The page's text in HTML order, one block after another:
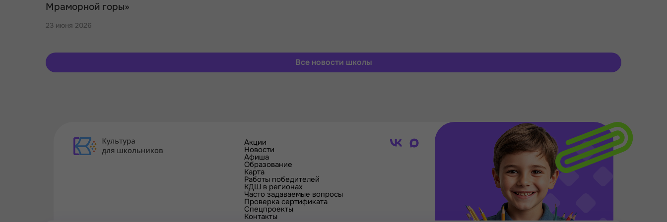
Мраморной горы»
23 июня 2026
Все новости школы
Акции
Новости
Афиша
Образование
Карта
Работы победителей
КДШ в регионах
Часто задаваемые вопросы
Проверка сертификата
Спецпроекты
Контакты